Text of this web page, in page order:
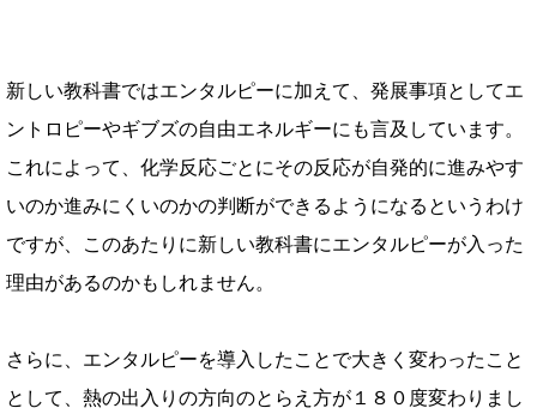
新しい教科書ではエンタルピーに加えて、 発展事項としてエ
ントロピーやギブズの自由エネルギーにも言及しています。
これによって、化学反応ごとにその反応が自発的に進みやす
いのか進みにくいのかの判断ができるようになるというわけ
ですが、 このあたりに新しい教科書にエンタルピーが入った
理由があるのかもしれません。
さらに、エンタルピーを導入したことで大きく変わったこと
として、 熱の出入りの方向のとらえ方が１８０度変わりまし